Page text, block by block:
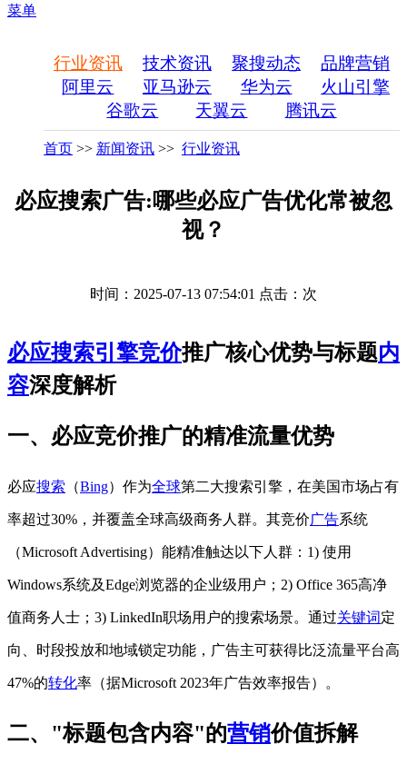
菜单
行业资讯 技术资讯 聚搜动态
品牌营销
阿里云
亚马逊云 华为云
火山引擎
谷歌云
天翼云 腾讯云
首页 >> 新闻资讯 >> 行业资讯
必应搜索广告:哪些必应广告优化常被忽
视？
时间：2025-07-13 07:54:01 点击： 次
必应搜索引擎竞价推广核心优势与标题内
容深度解析
一、必应竞价推广的精准流量优势
必应搜索 （Bing）作为全球第二大搜索引擎，在美国市场占有
率超过30%，并覆盖全球高级商务人群。其竞价广告系统
（Microsoft Advertising）能精准触达以下人群：1) 使用
Windows系统及Edge浏览器的企业级用户；2) Office 365高净
值商务人士；3) LinkedIn职场用户的搜索场景。通过关键词定
向、时段投放和地域锁定功能，广告主可获得比泛流量平台高
47%的转化率（据Microsoft 2023年广告效率报告）。
二、"标题包含内容"的营销价值拆解